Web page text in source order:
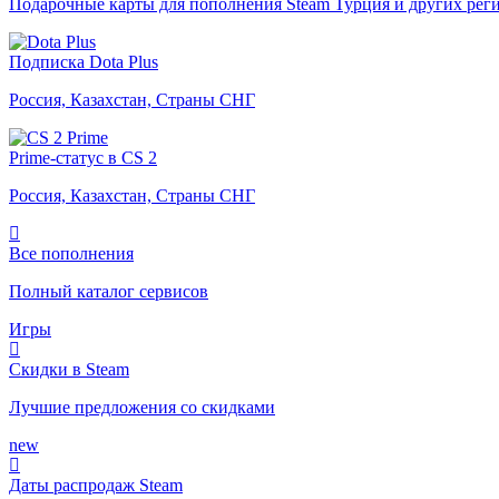
Подарочные карты для пополнения Steam Турция и других
Подписка Dota Plus
Россия, Казахстан, Страны СНГ
Prime-статус в CS 2
Россия, Казахстан, Страны СНГ
Все пополнения
Полный каталог сервисов
Игры
Скидки в Steam
Лучшие предложения со скидками
new
Даты распродаж Steam